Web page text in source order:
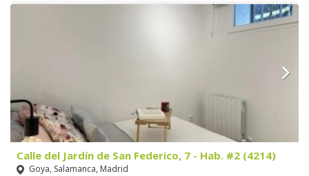
Calle del Jardín de San Federico, 7 - Hab. #2 (4214)
Goya, Salamanca, Madrid